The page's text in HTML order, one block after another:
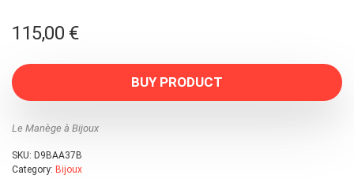
115,00 €
BUY PRODUCT
Le Manège à Bijoux
SKU: D9BAA37B
Category: Bijoux